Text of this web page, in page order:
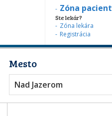
Zóna
Ste lekár?
Zóna lekára
Registrácia
Mesto
Nad Jazerom